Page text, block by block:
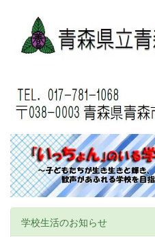
学校生活のお知らせ